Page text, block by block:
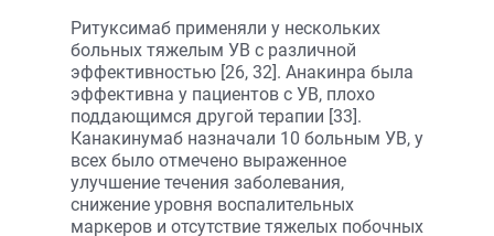
Ритуксимаб применяли у нескольких
больных тяжелым УВ с различной
эффективностью [26, 32]. Анакинра была
эффективна у пациентов с УВ, плохо
поддающимся другой терапии [33].
Канакинумаб назначали 10 больным УВ, у
всех было отмечено выраженное
улучшение течения заболевания,
снижение уровня воспалительных
маркеров и отсутствие тяжелых побочных